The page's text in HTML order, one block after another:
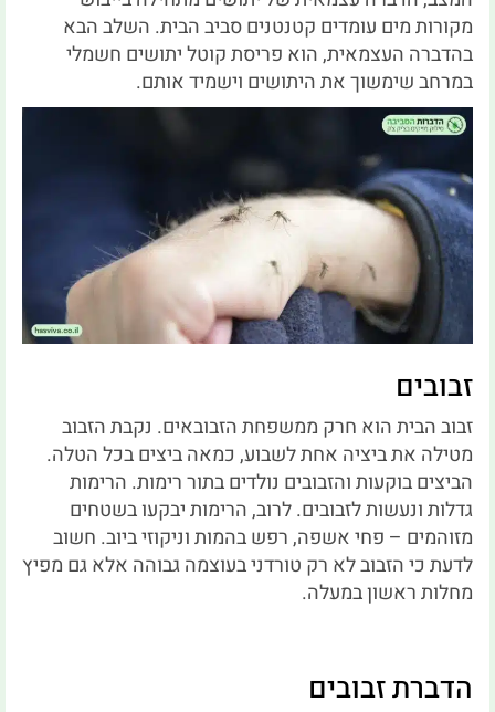
מקורות מים עומדים קטנטנים סביב הבית. השלב הבא
בהדברה העצמאית, הוא פריסת קוטל יתושים חשמלי
במרחב שימשוך את היתושים וישמיד אותם.
זבובים
זבוב הבית הוא חרק ממשפחת הזבובאים. נקבת הזבוב
מטילה את ביציה אחת לשבוע, כמאה ביצים בכל הטלה.
הביצים בוקעות והזבובים נולדים בתור רימות. הרימות
גדלות ונעשות לזבובים. לרוב, הרימות יבקעו בשטחים
מזוהמים – פחי אשפה, רפש בהמות וניקוזי ביוב. חשוב
לדעת כי הזבוב לא רק טורדני בעוצמה גבוהה אלא גם מפיץ
מחלות ראשון במעלה.
הדברת זבובים